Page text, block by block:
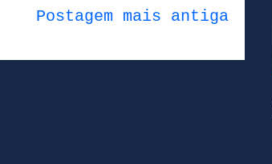
Postagem mais antiga